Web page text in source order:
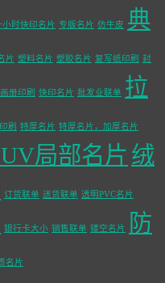
小时快印名片 专版名片 仿牛皮 典
片 塑料名片 塑胶名片 复写纸印刷 封
册印刷 快印名片 批发业联单 拉
刷 特厚名片 特厚名片，加厚名片
局部名片 绒
订货联单 送货联单 透明PVC名片
银行卡大小 销售联单 镂空名片
防
名片